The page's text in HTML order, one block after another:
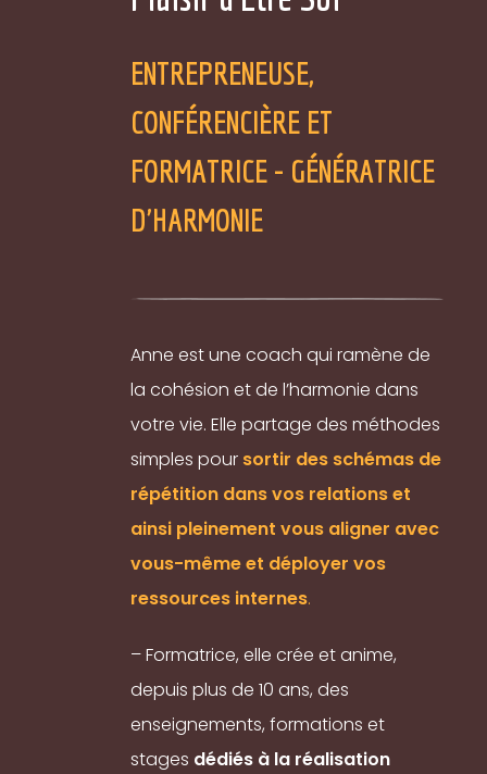
ENTREPRENEUSE,
CONFÉRENCIÈRE ET
FORMATRICE - GÉNÉRATRICE
D'HARMONIE
Anne est une coach qui ramène de
la cohésion et de l’harmonie dans
votre vie. Elle partage des méthodes
simples pour sortir des schémas de
répétition dans vos relations et
ainsi pleinement vous aligner avec
vous-même et déployer vos
ressources internes.
– Formatrice, elle crée et anime,
depuis plus de 10 ans, des
enseignements, formations et
stages dédiés à la réalisation